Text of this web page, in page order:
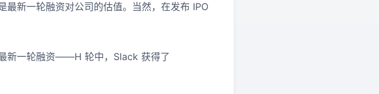
新一轮融资对公司的估值。当然，在发布 IPO
新一轮融资——H 轮中，Slack 获得了